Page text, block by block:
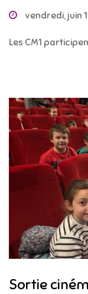
vendredi, juin
Les CM1
Sortie